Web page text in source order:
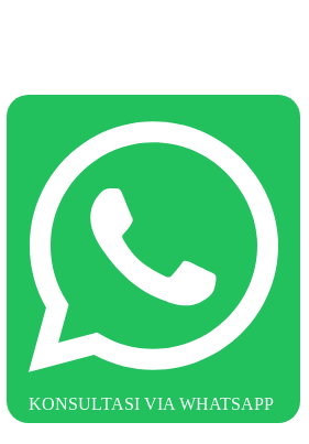
KONSULTASI VIA WHATSAPP